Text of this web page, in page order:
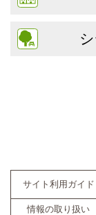
サイト利用ガイド
情報の取り扱い